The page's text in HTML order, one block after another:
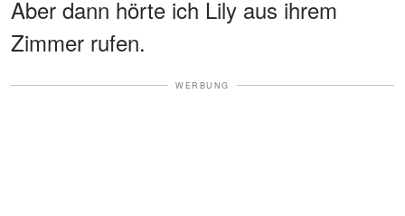
Aber dann hörte ich Lily aus ihrem
Zimmer rufen.
WERBUNG